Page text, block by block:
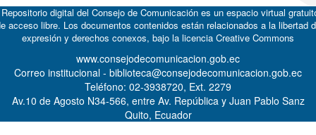
digital del Consejo de Comunicación es un espacio virtual
acceso libre. Los documentos contenidos están relacionados a la libertad
expresión y derechos conexos, bajo la licencia Creative Commons
www.consejodecomunicacion.gob.ec
Correo institucional - biblioteca@consejodecomunicacion.gob.ec
Teléfono: 02-3938720, Ext. 2279
Av.10 de Agosto N34-566, entre Av. República y Juan Pablo Sanz
Quito, Ecuador